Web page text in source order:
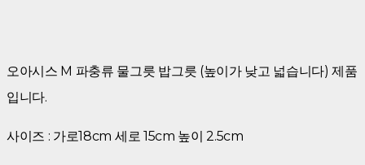
오아시스 M 파충류 물그릇 밥그릇 (높이가 낮고 넓습니다) 제품
입니다.
사이즈 : 가로18cm 세로 15cm 높이 2.5cm